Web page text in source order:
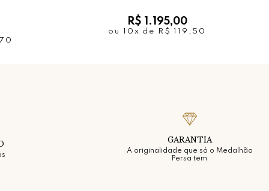
R$ 1.195,00
ou 10x de R$ 119,50
GARANTIA
A originalidade que só o Medalhão
Persa tem